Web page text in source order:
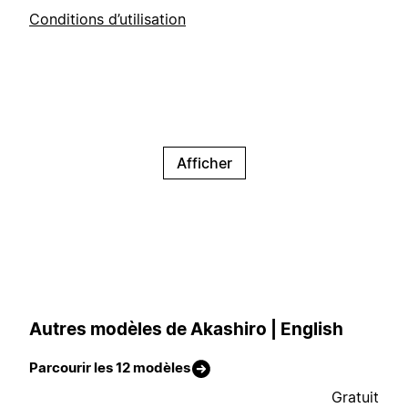
Conditions d’utilisation
Afficher
Autres modèles de Akashiro | English
Parcourir les 12 modèles
Gratuit